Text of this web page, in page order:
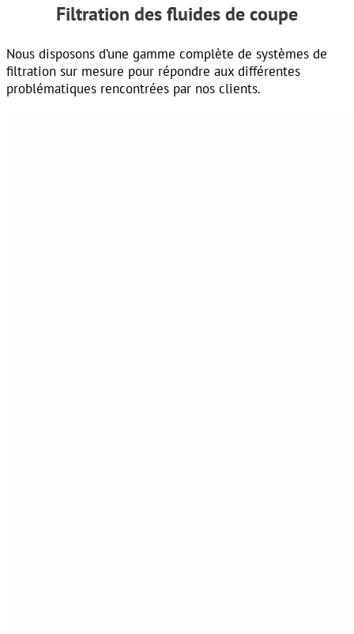
Filtration des fluides de coupe
Nous disposons d’une gamme complète de systèmes de
filtration sur mesure pour répondre aux différentes
problématiques rencontrées par nos clients.